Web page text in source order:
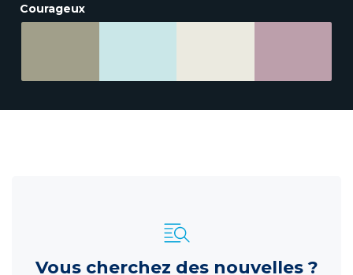
Courageux
Vous cherchez des nouvelles ?